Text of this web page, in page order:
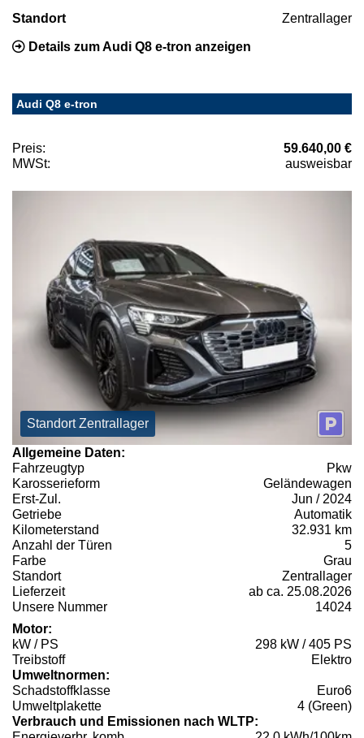
Standort Zentrallager
Details zum Audi Q8 e-tron anzeigen
Audi Q8 e-tron
Preis:
59.640,00 €
MWSt:
ausweisbar
Standort Zentrallager
Allgemeine Daten:
Fahrzeugtyp
Pkw
Karosserieform
Geländewagen
Erst-Zul.
Jun / 2024
Getriebe
Automatik
Kilometerstand
32.931 km
Anzahl der Türen
5
Farbe
Grau
Standort
Zentrallager
Lieferzeit
ab ca. 25.08.2026
Unsere Nummer
14024
Motor:
kW / PS
298 kW / 405 PS
Treibstoff
Elektro
Umweltnormen:
Schadstoffklasse
Euro6
Umweltplakette
4 (Green)
Verbrauch und Emissionen nach WLTP: